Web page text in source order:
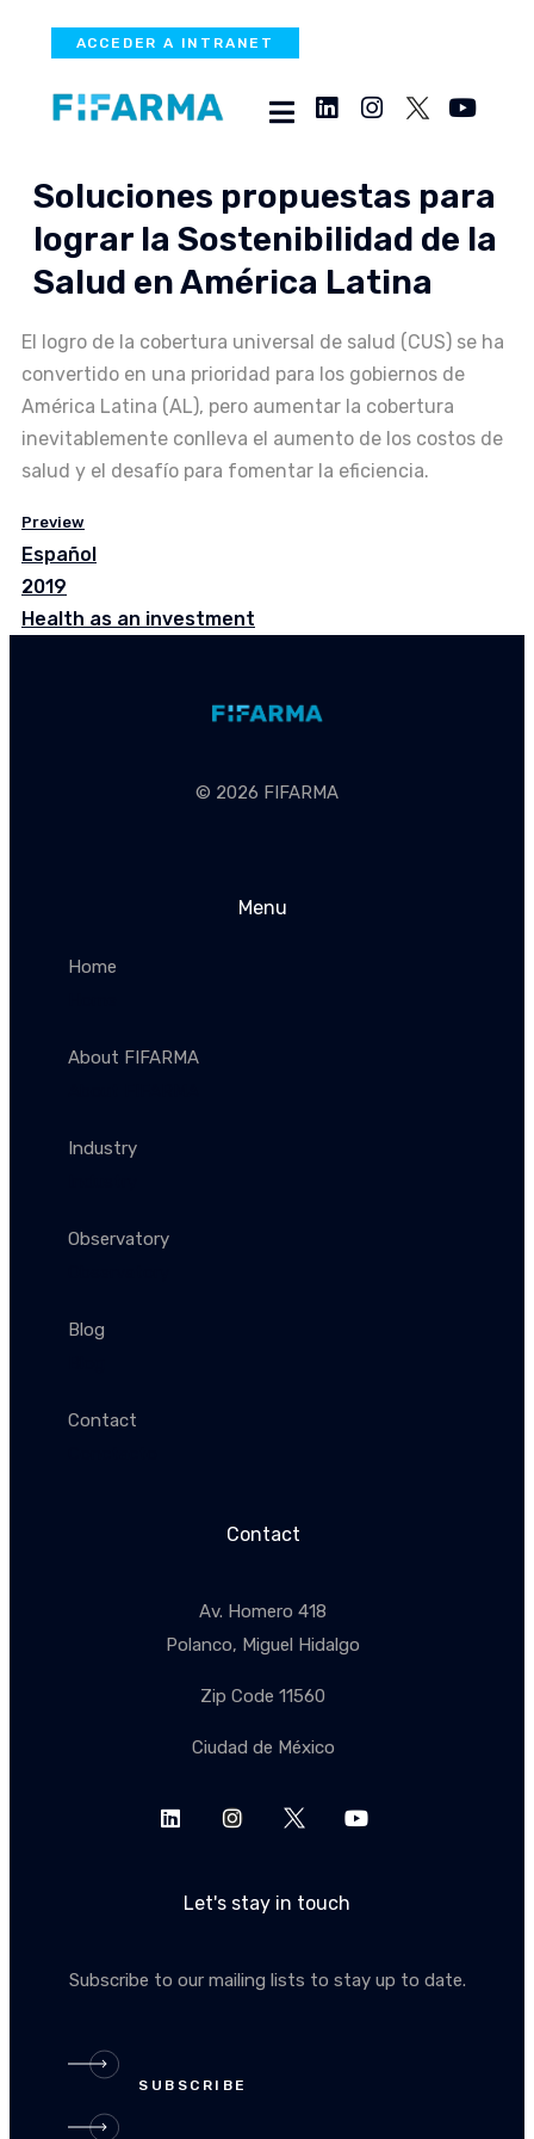
ACCEDER A INTRANET
Soluciones propuestas para
lograr la Sostenibilidad de la
Salud en América Latina
El logro de la cobertura universal de salud (CUS) se ha
convertido en una prioridad para los gobiernos de
América Latina (AL), pero aumentar la cobertura
inevitablemente conlleva el aumento de los costos de
salud y el desafío para fomentar la eficiencia.
Preview
Español
2019
Health as an investment
© 2026 FIFARMA
Menu
Home
About FIFARMA
Industry
Observatory
Blog
Contact
Contact
Av. Homero 418
Polanco, Miguel Hidalgo
Zip Code 11560
Ciudad de México
Let's stay in touch
Subscribe to our mailing lists to stay up to date.
SUBSCRIBE